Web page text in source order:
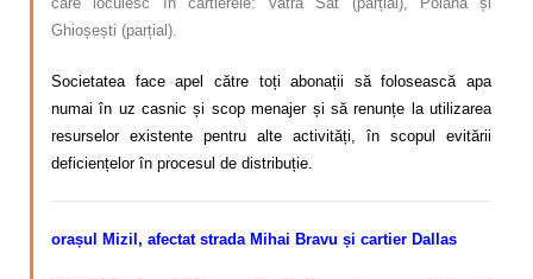
Ghioșești (parțial).
Societatea face apel către toți abonații să folosească apa
numai în uz casnic și scop menajer și să renunțe la utilizarea
resurselor existente pentru alte activități, în scopul evitării
deficiențelor în procesul de distribuție.
orașul Mizil, afectat strada Mihai Bravu și cartier Dallas